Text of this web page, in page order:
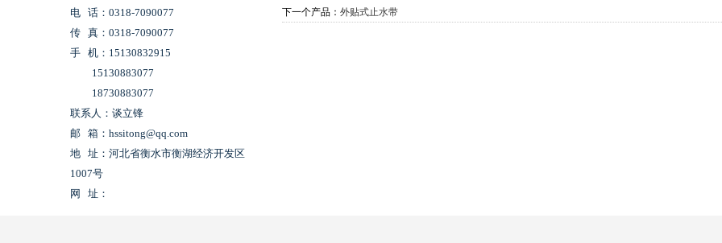
电 话：0318-7090077
传 真：0318-7090077
手 机：15130832915
15130883077
18730883077
联系人：谈立锋
邮 箱：hssitong@qq.com
地 址：河北省衡水市衡湖经济开发区
1007号
网 址：
下一个产品： 外贴式止水带